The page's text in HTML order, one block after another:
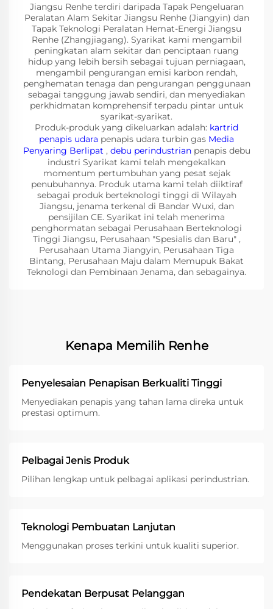
Jiangsu Renhe terdiri daripada Tapak Pengeluaran
Peralatan Alam Sekitar Jiangsu Renhe (Jiangyin) dan
Tapak Teknologi Peralatan Hemat-Energi Jiangsu
Renhe (Zhangjiagang). Syarikat kami mengambil
peningkatan alam sekitar dan penciptaan ruang
hidup yang lebih bersih sebagai tujuan perniagaan,
mengambil pengurangan emisi karbon rendah,
penghematan tenaga dan pengurangan penggunaan
sebagai tanggung jawab sendiri, dan menyediakan
perkhidmatan komprehensif terpadu pintar untuk
syarikat-syarikat.
Produk-produk yang dikeluarkan adalah: kartrid
penapis udara penapis udara turbin gas Media
Penyaring Berlipat , debu perindustrian penapis debu
industri Syarikat kami telah mengekalkan
momentum pertumbuhan yang pesat sejak
penubuhannya. Produk utama kami telah diiktiraf
sebagai produk berteknologi tinggi di Wilayah
Jiangsu, jenama terkenal di Bandar Wuxi, dan
pensijilan CE. Syarikat ini telah menerima
penghormatan sebagai Perusahaan Berteknologi
Tinggi Jiangsu, Perusahaan "Spesialis dan Baru" ,
Perusahaan Utama Jiangyin, Perusahaan Tiga
Bintang, Perusahaan Maju dalam Memupuk Bakat
Teknologi dan Pembinaan Jenama, dan sebagainya.
Kenapa Memilih Renhe
Penyelesaian Penapisan Berkualiti Tinggi
Menyediakan penapis yang tahan lama direka untuk
prestasi optimum.
Pelbagai Jenis Produk
Pilihan lengkap untuk pelbagai aplikasi perindustrian.
Teknologi Pembuatan Lanjutan
Menggunakan proses terkini untuk kualiti superior.
Pendekatan Berpusat Pelanggan